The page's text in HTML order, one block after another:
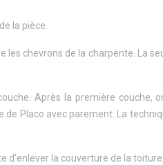
la pièce.
les chevrons de la charpente. La
Après la première couche,
de Placo avec parement. La
d’enlever la couverture de la